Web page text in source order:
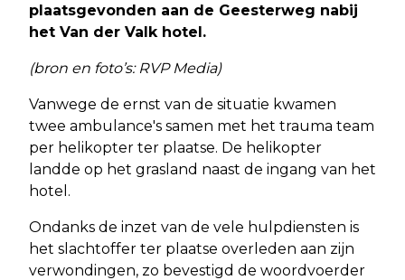
plaatsgevonden aan de Geesterweg nabij
het Van der Valk hotel.
(bron en foto’s: RVP Media)
Vanwege de ernst van de situatie kwamen
twee ambulance's samen met het trauma team
per helikopter ter plaatse. De helikopter
landde op het grasland naast de ingang van het
hotel.
Ondanks de inzet van de vele hulpdiensten is
het slachtoffer ter plaatse overleden aan zijn
verwondingen, zo bevestigd de woordvoerder